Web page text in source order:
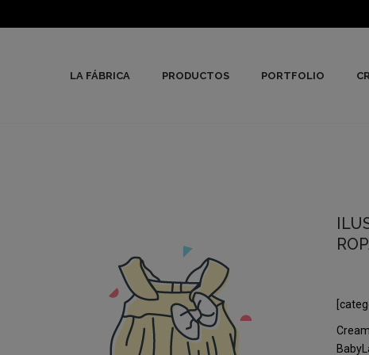
LA FÁBRICA PRODUCTOS PORTFOLIO